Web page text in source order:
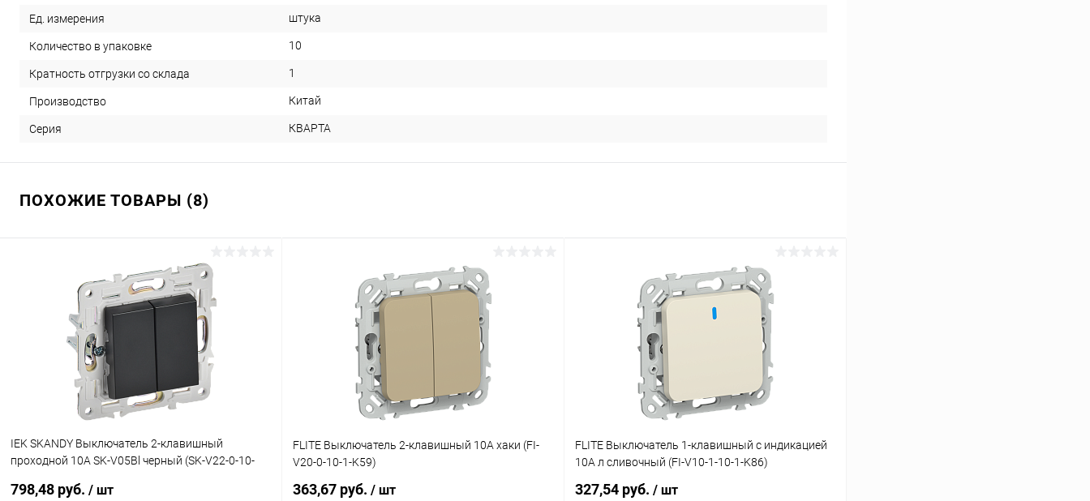
Ед. измерения штука
Количество в упаковке 10
Кратность отгрузки со склада 1
Производство Китай
Серия КВАРТА
ПОХОЖИЕ ТОВАРЫ (8)
IEK SKANDY Выключатель 2-клавишный
проходной 10А SK-V05Bl черный (SK-V22-0-10-
798,48 руб. / шт
FLITE Выключатель 2-клавишный 10А хаки (FI-
V20-0-10-1-K59)
363,67 руб. / шт
FLITE Выключатель 1-клавишный с индикацией
10А л сливочный (FI-V10-1-10-1-K86)
327,54 руб. / шт